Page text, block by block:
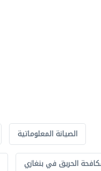
الصيانة المعلوماتية
الحريق في بنغازي